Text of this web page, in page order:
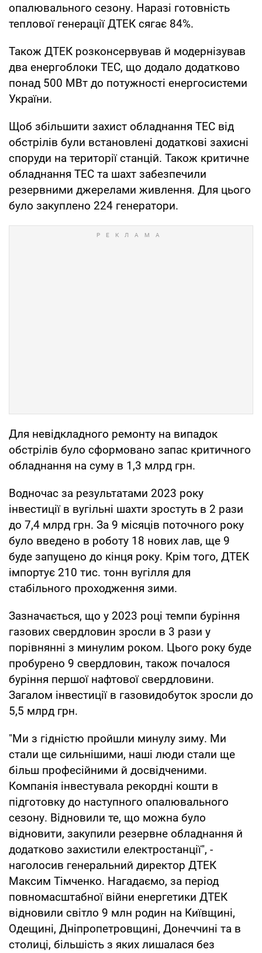
опалювального сезону. Наразі готовність
теплової генерації ДТЕК сягає 84%.
Також ДТЕК розконсервував й модернізував
два енергоблоки ТЕС, що додало додатково
понад 500 МВт до потужності енергосистеми
України.
Щоб збільшити захист обладнання ТЕС від
обстрілів були встановлені додаткові захисні
споруди на території станцій. Також критичне
обладнання ТЕС та шахт забезпечили
резервними джерелами живлення. Для цього
було закуплено 224 генератори.
Для невідкладного ремонту на випадок
обстрілів було сформовано запас критичного
обладнання на суму в 1,3 млрд грн.
Водночас за результатами 2023 року
інвестиції в вугільні шахти зростуть в 2 рази
до 7,4 млрд грн. За 9 місяців поточного року
було введено в роботу 18 нових лав, ще 9
буде запущено до кінця року. Крім того, ДТЕК
імпортує 210 тис. тонн вугілля для
стабільного проходження зими.
Зазначається, що у 2023 році темпи буріння
газових свердловин зросли в 3 рази у
порівнянні з минулим роком. Цього року буде
пробурено 9 свердловин, також почалося
буріння першої нафтової свердловини.
Загалом інвестиції в газовидобуток зросли до
5,5 млрд грн.
"Ми з гідністю пройшли минулу зиму. Ми
стали ще сильнішими, наші люди стали ще
більш професійними й досвідченими.
Компанія інвестувала рекордні кошти в
підготовку до наступного опалювального
сезону. Відновили те, що можна було
відновити, закупили резервне обладнання й
додатково захистили електростанції", -
наголосив генеральний директор ДТЕК
Максим Тімченко. Нагадаємо, за період
повномасштабної війни енергетики ДТЕК
відновили світло 9 млн родин на Київщині,
Одещині, Дніпропетровщині, Донеччині та в
столиці, більшість з яких лишалася без